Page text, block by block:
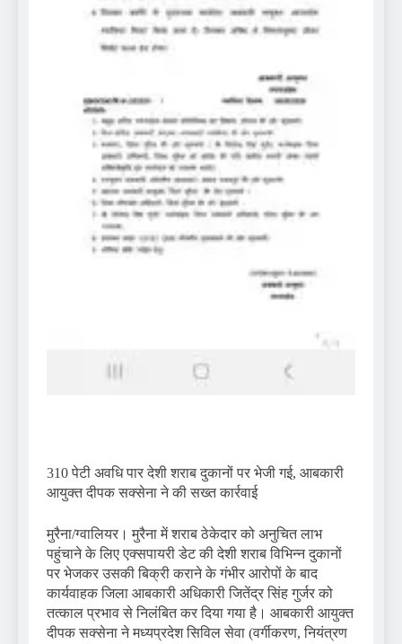
310 पेटी अवधि पार देशी शराब दुकानों पर भेजी गई, आबकारी
आयुक्त दीपक सक्सेना ने की सख्त कार्रवाई
मुरैना/ग्वालियर। मुरैना में शराब ठेकेदार को अनुचित लाभ
पहुंचाने के लिए एक्सपायरी डेट की देशी शराब विभिन्न दुकानों
पर भेजकर उसकी बिक्री कराने के गंभीर आरोपों के बाद
कार्यवाहक जिला आबकारी अधिकारी जितेंद्र सिंह गुर्जर को
तत्काल प्रभाव से निलंबित कर दिया गया है। आबकारी आयुक्त
दीपक सक्सेना ने मध्यप्रदेश सिविल सेवा (वर्गीकरण, नियंत्रण